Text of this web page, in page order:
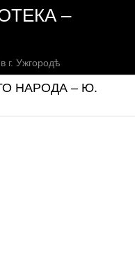
–
Ужгородѣ
НАРОДА – Ю.